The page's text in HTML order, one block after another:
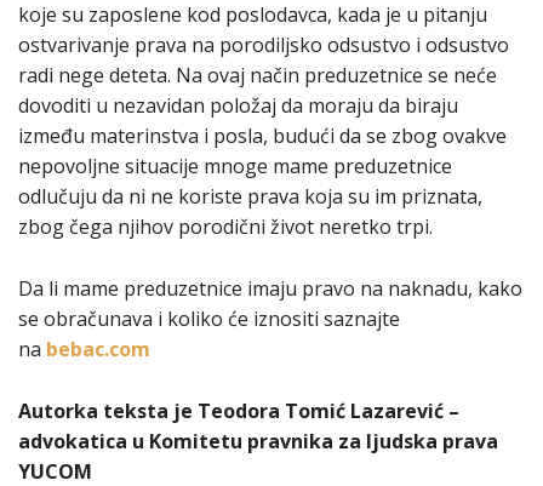
koje su zaposlene kod poslodavca, kada je u pitanju
ostvarivanje prava na porodiljsko odsustvo i odsustvo
radi nege deteta. Na ovaj način preduzetnice se neće
dovoditi u nezavidan položaj da moraju da biraju
između materinstva i posla, budući da se zbog ovakve
nepovoljne situacije mnoge mame preduzetnice
odlučuju da ni ne koriste prava koja su im priznata,
zbog čega njihov porodični život neretko trpi.
Da li mame preduzetnice imaju pravo na naknadu, kako
se obračunava i koliko će iznositi saznajte
na bebac.com
Autorka teksta je Teodora Tomić Lazarević –
advokatica u Komitetu pravnika za ljudska prava
YUCOM